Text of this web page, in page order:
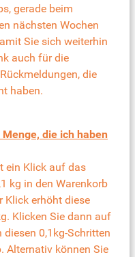
gerade beim
nächsten Wochen
Sie sich weiterhin
auch für die
die
haben.
die ich haben
ein Klick auf das
kg in den Warenkorb
Klick erhöht diese
Klicken Sie dann auf
diesen 0,1kg-Schritten
Alternativ können Sie